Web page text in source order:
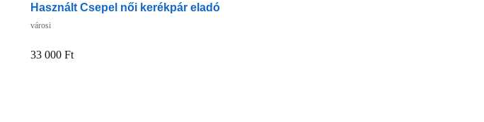
Használt Csepel női kerékpár eladó
városi
33 000 Ft